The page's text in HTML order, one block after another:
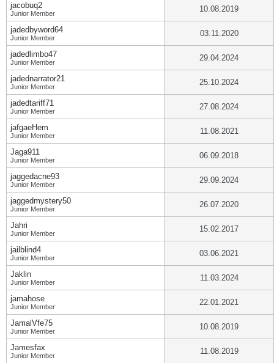
jacobuq2
Junior Member 10.08.2019
jadedbyword64
Junior Member 03.11.2020
jadedlimbo47
Junior Member 29.04.2024
jadednarrator21
Junior Member 25.10.2024
jadedtariff71
Junior Member 27.08.2024
jafgaeHem
Junior Member 11.08.2021
Jaga911
Junior Member 06.09.2018
jaggedacne93
Junior Member 29.09.2024
jaggedmystery50
Junior Member 26.07.2020
Jahri
Junior Member 15.02.2017
jailblind4
Junior Member 03.06.2021
Jaklin
Junior Member 11.03.2024
jamahose
Junior Member 22.01.2021
JamalVfe75
Junior Member 10.08.2019
Jamesfax
Junior Member 11.08.2019